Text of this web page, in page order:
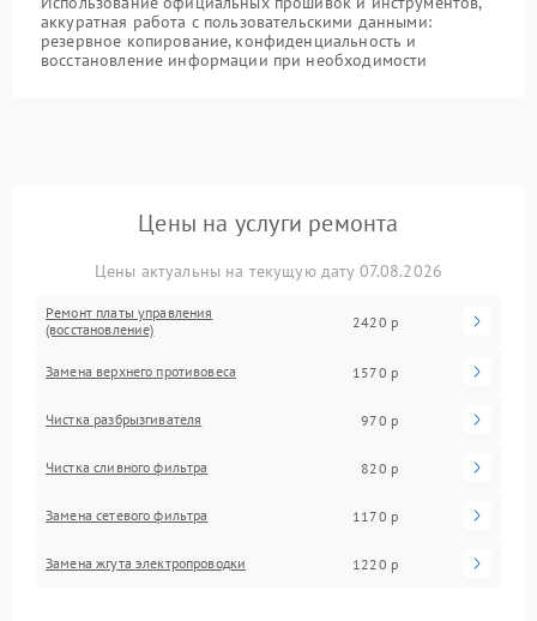
аккуратная работа с пользовательскими данными:
резервное копирование, конфиденциальность и
восстановление информации при необходимости
Цены на услуги ремонта
Цены актуальны на текущую дату 07.08.2026
Ремонт платы управления
(восстановление)
2420 р
Замена верхнего противовеса 1570 р
Чистка разбрызгивателя 970 р
Чистка сливного фильтра 820 р
Замена сетевого фильтра 1170 р
Замена жгута электропроводки 1220 р